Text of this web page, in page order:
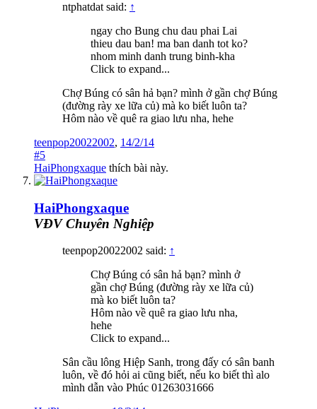
ntphatdat said: ↑
ngay cho Bung chu dau phai Lai
thieu dau ban! ma ban danh tot ko?
nhom minh danh trung binh-kha
Click to expand...
Chợ Búng có sân hả bạn? mình ở gần chợ Búng
(đường rày xe lữa củ) mà ko biết luôn ta?
Hôm nào về quê ra giao lưu nha, hehe
teenpop20022002, 14/2/14
#5
HaiPhongxaque thích bài này.
HaiPhongxaque
VĐV Chuyên Nghiệp
teenpop20022002 said: ↑
Chợ Búng có sân hả bạn? mình ở
gần chợ Búng (đường rày xe lữa củ)
mà ko biết luôn ta?
Hôm nào về quê ra giao lưu nha,
hehe
Click to expand...
Sân cầu lông Hiệp Sanh, trong đấy có sân banh
luôn, về đó hỏi ai cũng biết, nếu ko biết thì alo
mình dẫn vào Phúc 01263031666